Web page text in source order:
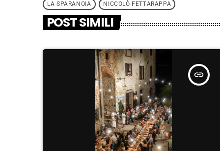
LA SPARANOIA NICCOLÒ FETTARAPPA
POST SIMILI
insert_link